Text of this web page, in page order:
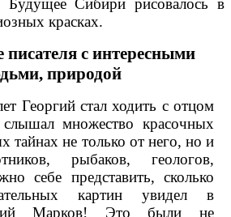
Будущее Сибири рисовалось в
красках.
с интересными
природой
Георгий стал ходить с отцом
множество красочных
тайнах не только от него, но и
рыбаков, геологов,
себе представить, сколько
картин увидел в
Марков! Это были не